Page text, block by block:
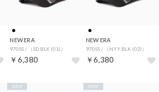
NEW ERA
970SS / （SD BLK (01)）
￥6,380
NEW ERA
970SS / （NYY BLK (02)）
￥6,380
NEW NEW